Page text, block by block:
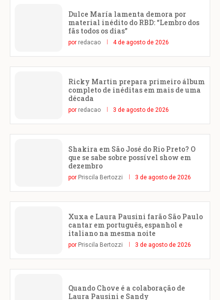
Dulce María lamenta demora por
material inédito do RBD: “Lembro dos
fãs todos os dias”
por redacao 4 de agosto de 2026
Ricky Martin prepara primeiro álbum
completo de inéditas em mais de uma
década
por redacao 3 de agosto de 2026
Shakira em São José do Rio Preto? O
que se sabe sobre possível show em
dezembro
por Priscila Bertozzi 3 de agosto de 2026
Xuxa e Laura Pausini farão São Paulo
cantar em português, espanhol e
italiano na mesma noite
por Priscila Bertozzi 3 de agosto de 2026
Quando Chove é a colaboração de
Laura Pausini e Sandy